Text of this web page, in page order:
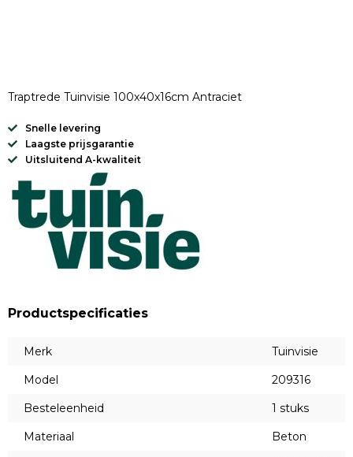
Traptrede Tuinvisie 100x40x16cm Antraciet
Snelle levering
Laagste prijsgarantie
Uitsluitend A-kwaliteit
Productspecificaties
Merk
Tuinvisie
Model
209316
Besteleenheid
1 stuks
Materiaal
Beton